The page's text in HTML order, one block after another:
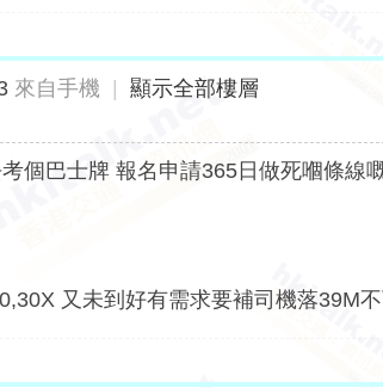
來自手機 顯示全部樓層
個巴士牌 報名申請365日做死嗰條線
又未到好有需求要補司機落39M